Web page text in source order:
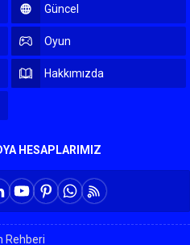
Güncel
Oyun
Hakkımızda
HESAPLARIMIZ
Rehberi